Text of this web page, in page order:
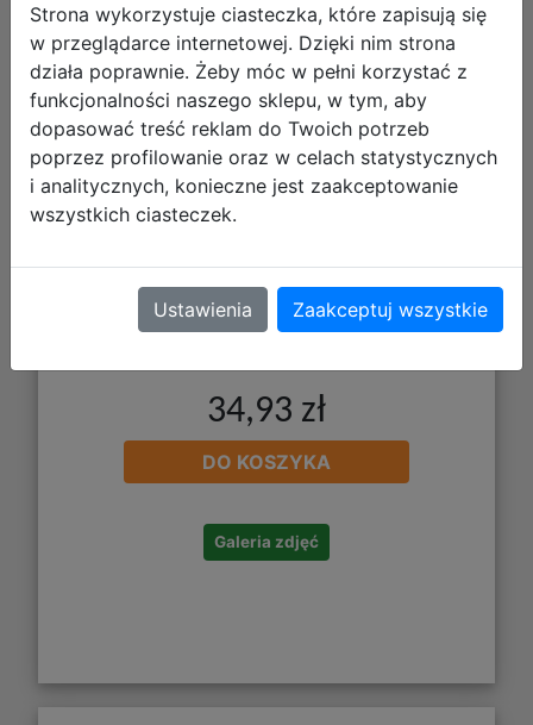
Mega Creative Tablica Magnetyczna
Mozaika 545670
34,93 zł
DO KOSZYKA
Galeria zdjęć
Strona wykorzystuje ciasteczka, które zapisują się
w przeglądarce internetowej. Dzięki nim strona
działa poprawnie. Żeby móc w pełni korzystać z
funkcjonalności naszego sklepu, w tym, aby
dopasować treść reklam do Twoich potrzeb
poprzez profilowanie oraz w celach statystycznych
i analitycznych, konieczne jest zaakceptowanie
wszystkich ciasteczek.
Ustawienia Zaakceptuj wszystkie